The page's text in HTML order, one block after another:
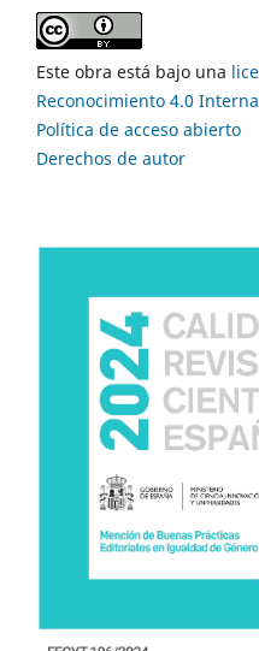
Este obra está bajo una
Reconocimiento 4.0
Política de acceso abierto
Derechos de autor